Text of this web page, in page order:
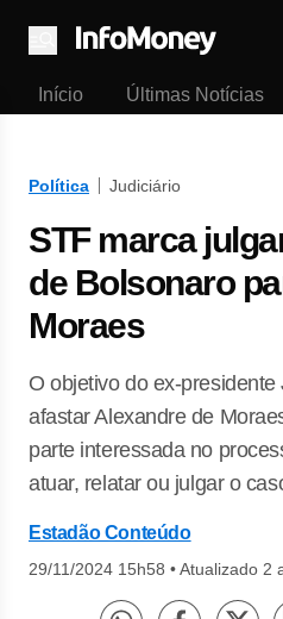
Menu
Início Últimas Notícias
Política Judiciário
STF marca
de Bolsonaro
Moraes
O objetivo do ex-
afastar Alexandre de
parte interessada no
atuar, relatar ou julgar o
Estadão Conteúdo
29/11/2024 15h58 •Atualizado 2